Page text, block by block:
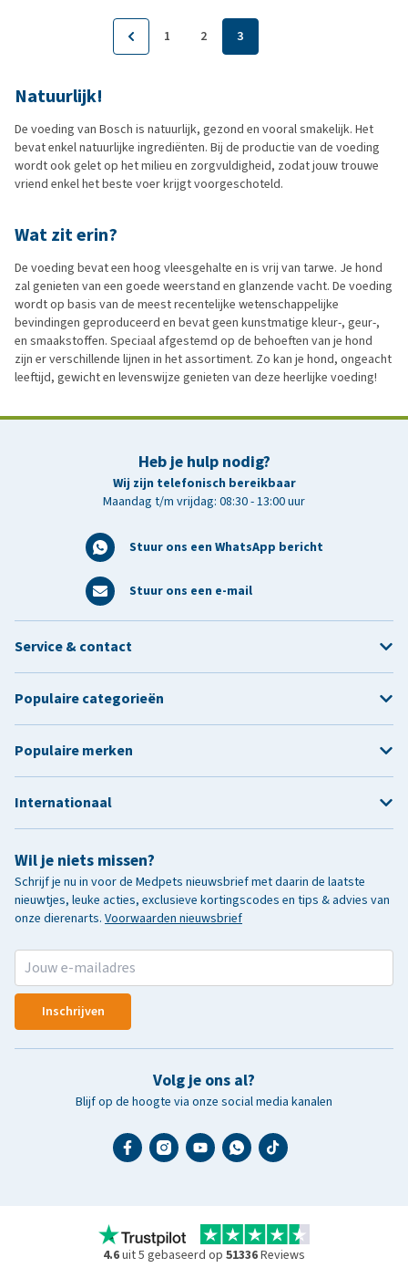
1 2 3
Natuurlijk!
De voeding van Bosch is natuurlijk, gezond en vooral smakelijk. Het
bevat enkel natuurlijke ingrediënten. Bij de productie van de voeding
wordt ook gelet op het milieu en zorgvuldigheid, zodat jouw trouwe
vriend enkel het beste voer krijgt voorgeschoteld.
Wat zit erin?
De voeding bevat een hoog vleesgehalte en is vrij van tarwe. Je hond
zal genieten van een goede weerstand en glanzende vacht. De voeding
wordt op basis van de meest recentelijke wetenschappelijke
bevindingen geproduceerd en bevat geen kunstmatige kleur-, geur-,
en smaakstoffen. Speciaal afgestemd op de behoeften van je hond
zijn er verschillende lijnen in het assortiment. Zo kan je hond, ongeacht
leeftijd, gewicht en levenswijze genieten van deze heerlijke voeding!
Heb je hulp nodig?
Wij zijn telefonisch bereikbaar
Maandag t/m vrijdag: 08:30 - 13:00 uur
Stuur ons een WhatsApp bericht
Stuur ons een e-mail
Wil je niets missen?
Schrijf je nu in voor de Medpets nieuwsbrief met daarin de laatste
nieuwtjes, leuke acties, exclusieve kortingscodes en tips & advies van
onze dierenarts. Voorwaarden nieuwsbrief
Inschrijven
Volg je ons al?
Blijf op de hoogte via onze social media kanalen
Service & contact
Populaire categorieën
Populaire merken
Internationaal
4.6uit 5 gebaseerd op 51336Reviews